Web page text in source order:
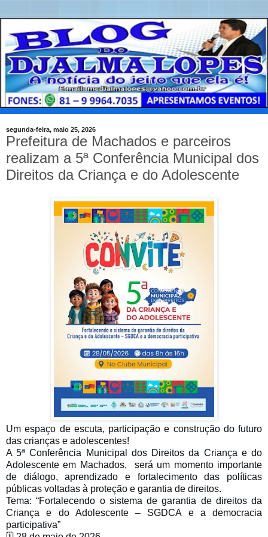
segunda-feira, maio 25, 2026
Prefeitura de Machados e parceiros
realizam a 5ª Conferência Municipal dos
Direitos da Criança e do Adolescente
Um espaço de escuta, participação e construção do futuro
das crianças e adolescentes!
A 5ª Conferência Municipal dos Direitos da Criança e do
Adolescente em Machados, será um momento importante
de diálogo, aprendizado e fortalecimento das políticas
públicas voltadas à proteção e garantia de direitos.
Tema: “Fortalecendo o sistema de garantia de direitos da
Criança e do Adolescente – SGDCA e a democracia
participativa”